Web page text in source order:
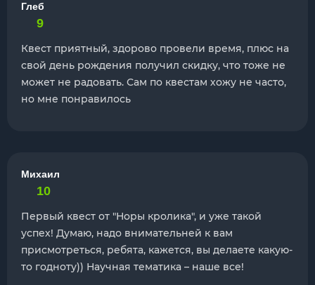
Глеб
9
Квест приятный, здорово провели время, плюс на
свой день рождения получил скидку, что тоже не
может не радовать. Сам по квестам хожу не часто,
но мне понравилось
Михаил
10
Первый квест от "Норы кролика", и уже такой
успех! Думаю, надо внимательней к вам
присмотреться, ребята, кажется, вы делаете какую-
то годноту)) Научная тематика – наше все!